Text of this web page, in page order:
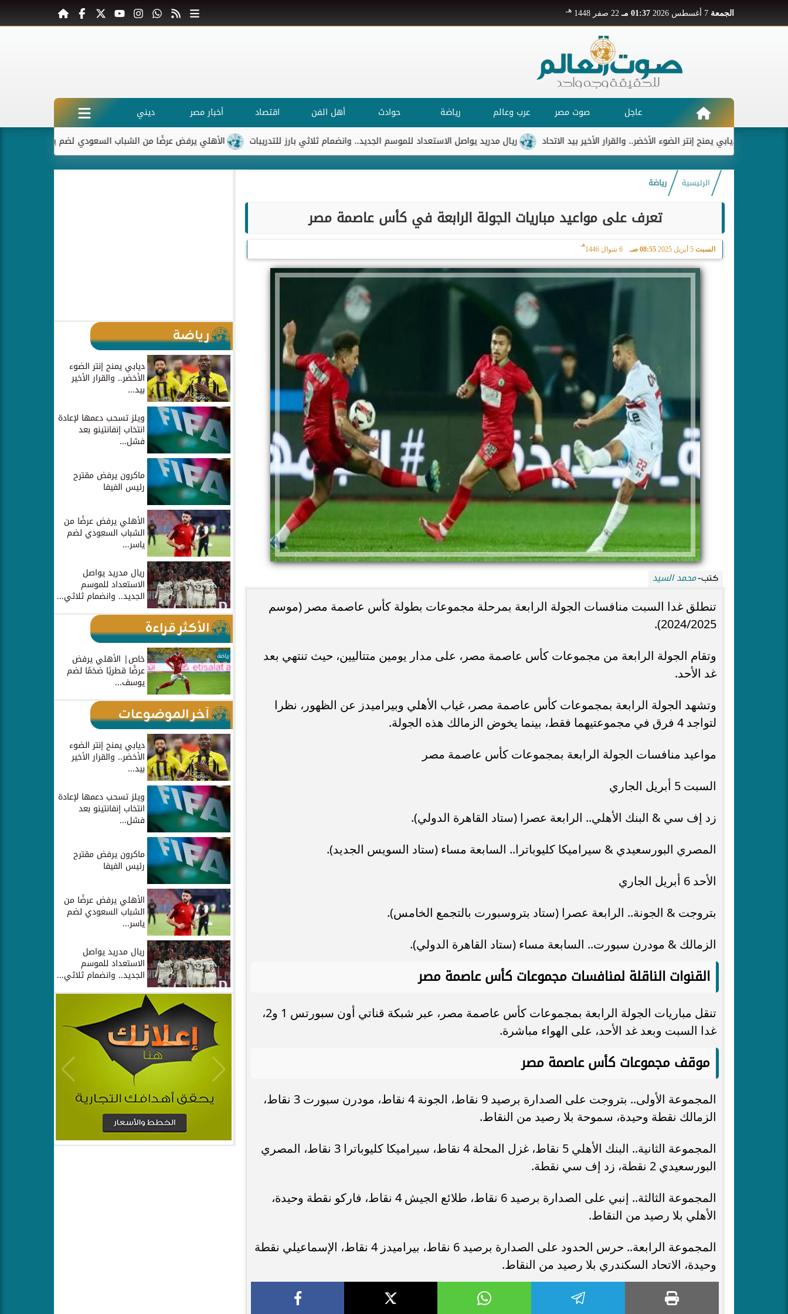
الجمعة 01:37 مـ 22 صفر 1448 هـ
عاجل صوت مصر عرب وعالم رياضة حوادث أهل الفن اقتصاد أخبار مصر
ديني
الأهلي يرفض عرضًا من الشباب السعودي لضم ياسر إبراهيم ريال مدريد يواصل الاستعداد للموسم الجديد.. وانضمام ثلاثي بارز للتدريبات ديابي يمنح إنتر الضوء الأخضر.. والقرار الأخير بيد الاتحاد
الرئيسية رياضة
تعرف على مواعيد مباريات الجولة الرابعة في كأس عاصمة مصر
السبت 5 أبريل 2025 08:55 صـ 6 شوال 1446
هـ
كتب-محمد السيد
تنطلق غدا السبت منافسات الجولة الرابعة بمرحلة مجموعات بطولة كأس عاصمة مصر (موسم
2024/2025).
وتقام الجولة الرابعة من مجموعات كأس عاصمة مصر، على مدار يومين متتاليين، حيث تنتهي بعد
غد الأحد.
وتشهد الجولة الرابعة بمجموعات كأس عاصمة مصر، غياب الأهلي وبيراميدز عن الظهور، نظرا
لتواجد 4 فرق في مجموعتيهما فقط، بينما يخوض الزمالك هذه الجولة.
مواعيد منافسات الجولة الرابعة بمجموعات كأس عاصمة مصر
السبت 5 أبريل الجاري
زد إف سي & البنك الأهلي.. الرابعة عصرا (ستاد القاهرة الدولي).
المصري البورسعيدي & سيراميكا كليوباترا.. السابعة مساء (ستاد السويس الجديد).
الأحد 6 أبريل الجاري
بتروجت & الجونة.. الرابعة عصرا (ستاد بتروسبورت بالتجمع الخامس).
الزمالك & مودرن سبورت.. السابعة مساء (ستاد القاهرة الدولي).
القنوات الناقلة لمنافسات مجموعات كأس عاصمة مصر
تنقل مباريات الجولة الرابعة بمجموعات كأس عاصمة مصر، عبر شبكة قناتي أون سبورتس 1 و2،
غدا السبت وبعد غد الأحد، على الهواء مباشرة.
موقف مجموعات كأس عاصمة مصر
المجموعة الأولى.. بتروجت على الصدارة برصيد 9 نقاط، الجونة 4 نقاط، مودرن سبورت 3 نقاط،
الزمالك نقطة وحيدة، سموحة بلا رصيد من النقاط.
المجموعة الثانية.. البنك الأهلي 5 نقاط، غزل المحلة 4 نقاط، سيراميكا كليوباترا 3 نقاط، المصري
البورسعيدي 2 نقطة، زد إف سي نقطة.
المجموعة الثالثة.. إنبي على الصدارة برصيد 6 نقاط، طلائع الجيش 4 نقاط، فاركو نقطة وحيدة،
الأهلي بلا رصيد من النقاط.
المجموعة الرابعة.. حرس الحدود على الصدارة برصيد 6 نقاط، بيراميدز 4 نقاط، الإسماعيلي نقطة
وحيدة، الاتحاد السكندري بلا رصيد من النقاط.
رياضة
ديابي يمنح إنتر الضوء
الأخضر.. والقرار الأخير
بيد...
ويلز تسحب دعمها لإعادة
انتخاب إنفانتينو بعد
فشل...
ماكرون يرفض مقترح
رئيس الفيفا
الأهلي يرفض عرضًا من
الشباب السعودي لضم
ياسر...
ريال مدريد يواصل
الاستعداد للموسم
الجديد.. وانضمام ثلاثي...
الأكثر قراءة
رياضة خاص| الأهلي يرفض
عرضًا قطريًا ضخمًا لضم
يوسف...
آخر الموضوعات
ديابي يمنح إنتر الضوء
الأخضر.. والقرار الأخير
بيد...
ويلز تسحب دعمها لإعادة
انتخاب إنفانتينو بعد
فشل...
ماكرون يرفض مقترح
رئيس الفيفا
الأهلي يرفض عرضًا من
الشباب السعودي لضم
ياسر...
ريال مدريد يواصل
الاستعداد للموسم
الجديد.. وانضمام ثلاثي...